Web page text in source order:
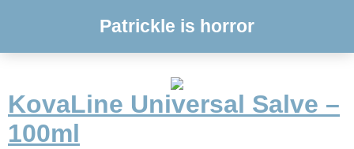
Patrickle is horror
KovaLine Universal Salve –
100ml